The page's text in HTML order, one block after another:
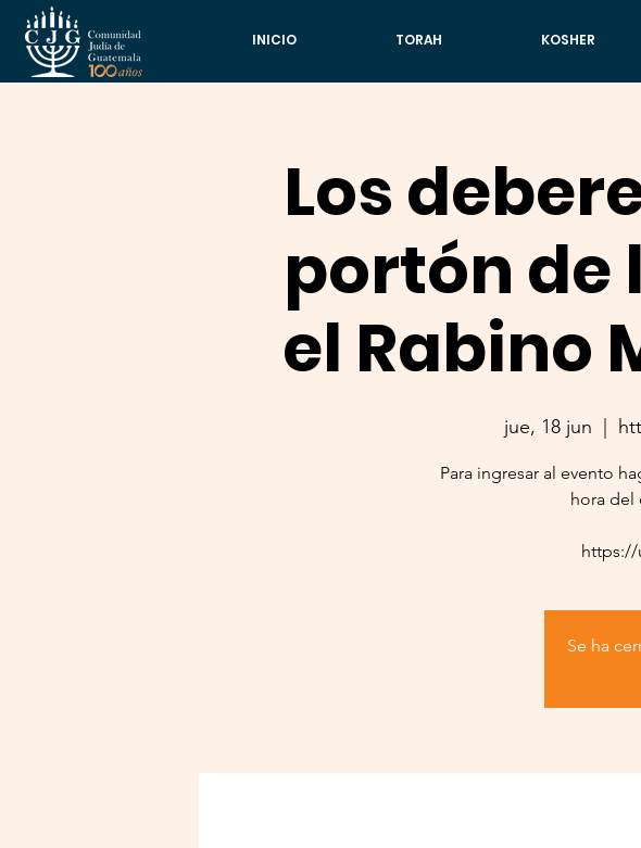
INICIO TORAH KOSHER
Los
portón de
el Rabino
jue, 18 jun
Para ingresar al evento
hora del
https://
Se ha